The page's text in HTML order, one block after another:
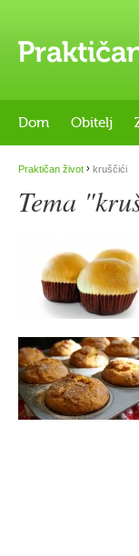
Dom Obitelj
Praktičan život › kruščići
Tema